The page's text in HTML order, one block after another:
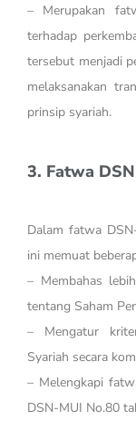
– Merupakan
terhadap
tersebut menjadi
melaksanakan
prinsip syariah.
3. Fatwa
Dalam fatwa
ini memuat
– Membahas
tentang Saham
– Mengatur
Syariah secara
– Melengkapi
DSN-MUI No.80